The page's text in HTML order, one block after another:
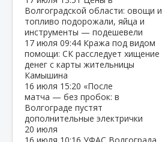
Волгоградской области: овощи и
топливо подорожали, яйца и
инструменты — подешевели
17 июля 09:44 Кража под видом
помощи: СК расследует хищение
денег с карты жительницы
Камышина
16 июля 15:20 «После
матча — без пробок: в
Волгограде пустят
дополнительные электрички
20 июля